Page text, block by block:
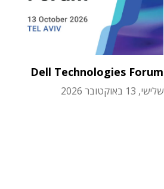
Dell Technologies Forum
שלישי, 13 באוקטובר 2026